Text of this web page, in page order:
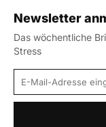
Newsletter
Das wöchentliche
Stress
E-Mail-Adresse